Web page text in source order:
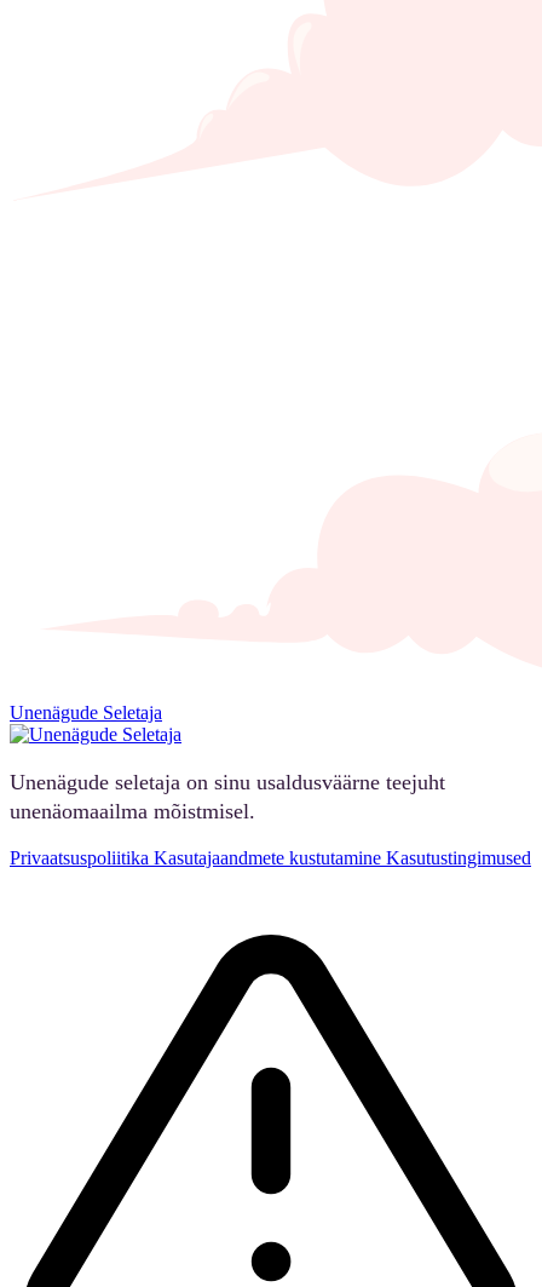
Unenägude Seletaja
Unenägude seletaja on sinu usaldusväärne teejuht
unenäomaailma mõistmisel.
Privaatsuspoliitika Kasutajaandmete kustutamine Kasutustingimused